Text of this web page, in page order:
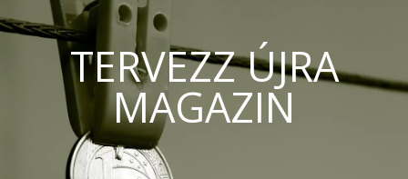
TERVEZZ ÚJRA
MAGAZIN